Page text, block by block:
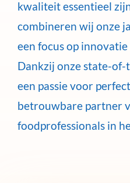
kwaliteit essentieel
combineren wij onze
een focus op
Dankzij onze state-
een passie voor
betrouwbare partner
foodprofessionals in